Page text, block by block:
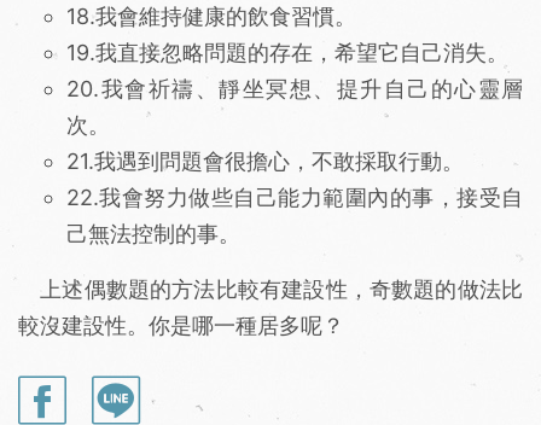
18.我會維持健康的飲食習慣。
19.我直接忽略問題的存在，希望它自己消失。
20.我會祈禱、靜坐冥想、提升自己的心靈層
次。
21.我遇到問題會很擔心，不敢採取行動。
22.我會努力做些自己能力範圍內的事，接受自
己無法控制的事。
上述偶數題的方法比較有建設性，奇數題的做法比
較沒建設性。你是哪一種居多呢？